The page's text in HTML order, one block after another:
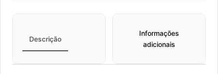
Descrição
Informações
adicionais